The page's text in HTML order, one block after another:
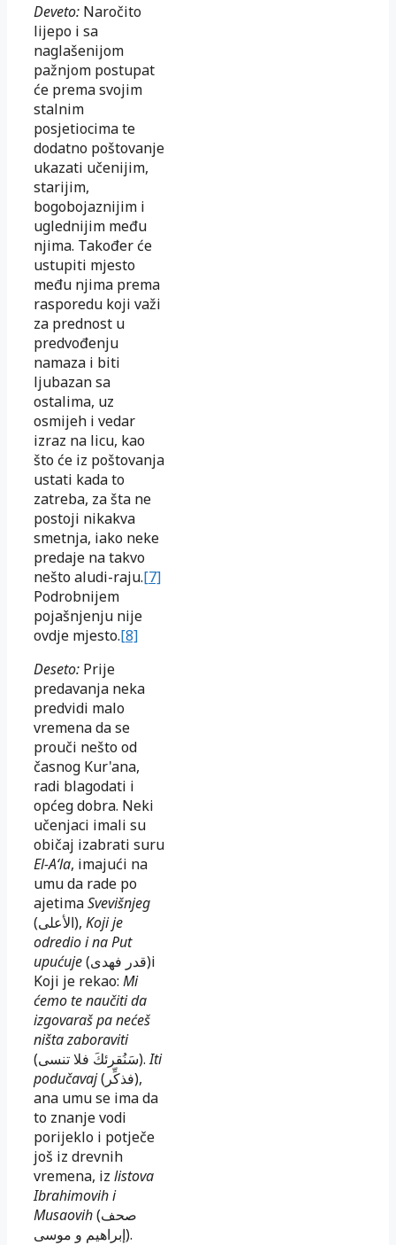
Deveto: Naročito
lijepo i sa
naglašenijom
pažnjom postupat
će prema svojim
stalnim
posjetiocima te
dodatno poštovanje
ukazati učenijim,
starijim,
bogobojaznijim i
uglednijim među
njima. Također će
ustupiti mjesto
među njima prema
rasporedu koji važi
za prednost u
predvođenju
namaza i biti
ljubazan sa
ostalima, uz
osmijeh i vedar
izraz na licu, kao
što će iz poštovanja
ustati kada to
zatreba, za šta ne
postoji nikakva
smetnja, iako neke
predaje na takvo
nešto aludi-raju.[7]
Podrobnijem
pojašnjenju nije
ovdje mjesto.[8]
Deseto: Prije
predavanja neka
predvidi malo
vremena da se
prouči nešto od
časnog Kur'ana,
radi blagodati i
općeg dobra. Neki
učenjaci imali su
običaj izabrati suru
El-A‘la, imajući na
umu da rade po
ajetimaSvevišnjeg
(الأعلى), Koji je
odredio i na Put
upućuje(قدر فهدى)i
Koji je rekao: Mi
ćemo te naučiti da
izgovaraš pa nećeš
ništa zaboraviti
(سَنُقرئكَ فلا تنسى).Iti
podučavaj( فذكِّر),
ana umu se ima da
to znanje vodi
porijeklo i potječe
još iz drevnih
vremena, iz listova
Ibrahimovih i
Musaovih(صحف
إبراهيم و موسى).